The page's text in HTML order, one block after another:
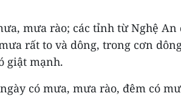
mưa rào; các tỉnh từ Nghệ An
rất to và dông, trong cơn
giật mạnh.
có mưa, mưa rào, đêm có